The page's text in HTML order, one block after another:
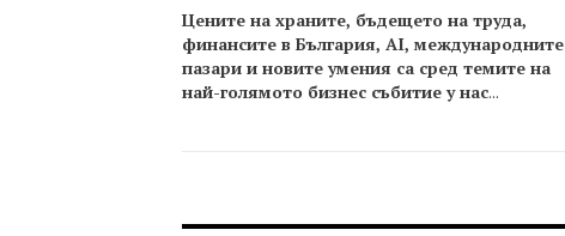
Цените на храните, бъдещето на труда,
финансите в България, AI, международните
пазари и новите умения са сред темите на
най-голямото бизнес събитие у нас...